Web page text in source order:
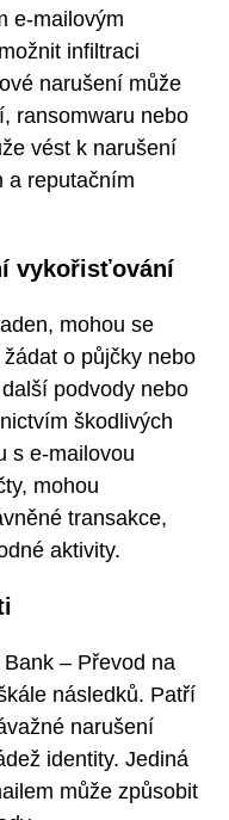
e-mailovým
infiltraci
narušení může
ransomwaru nebo
vést k narušení
a reputačním
vykořisťování
mohou se
o půjčky nebo
podvody nebo
škodlivých
s e-mailovou
mohou
transakce,
aktivity.
– Převod na
následků. Patří
narušení
identity. Jediná
může způsobit